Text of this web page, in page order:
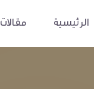
الرئيسية مقالات